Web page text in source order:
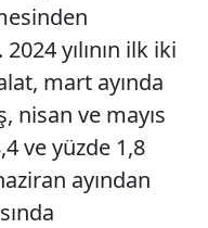
yılının ilk iki
mart ayında
nisan ve mayıs
ve yüzde 1,8
ayından